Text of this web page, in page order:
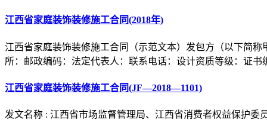
江西省家庭装饰装修施工合同(2018年)
江西省家庭装饰装修施工合同（示范文本）发包方（以下简
所：邮政编码：法定代表人：联系电话：设计资质等级：证书
江西省家庭装饰装修施工合同(JF—2018—1101)
发文名称 : 江西省市场监督管理局、江西省消费者权益保护委